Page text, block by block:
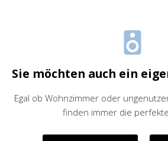
Sie möchten auch ein
Egal ob Wohnzimmer oder
finden immer die